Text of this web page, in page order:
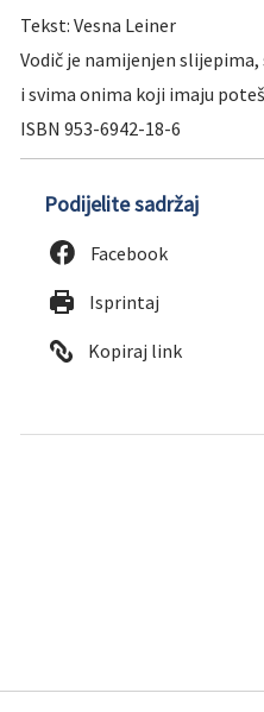
Tekst: Vesna Leiner
Vodič je namijenjen
i svima onima koji imaju
ISBN 953-6942-18-6
Podijelite sadržaj
Facebook
Isprintaj
Kopiraj link